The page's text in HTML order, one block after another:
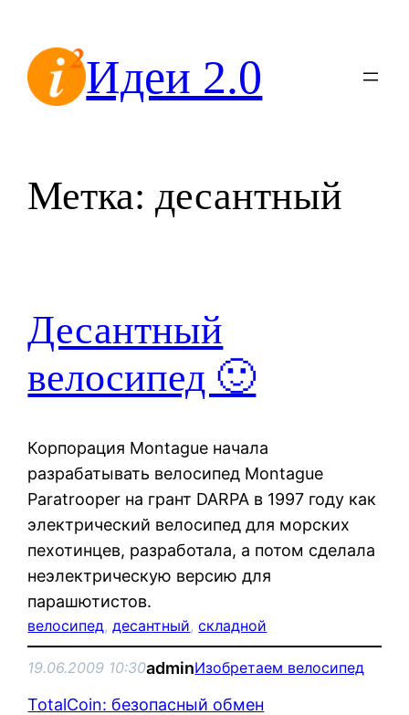
содержимомуИдеи 2.0
Метка:десантный
Десантный
велосипед 🙂
Корпорация Montague начала
разрабатывать велосипед Montague
Paratrooper на грант DARPA в 1997 году как
электрический велосипед для морских
пехотинцев, разработала, а потом сделала
неэлектрическую версию для
парашютистов.
велосипед, десантный, складной
19.06.2009 10:30adminИзобретаем велосипед
TotalCoin: безопасный обмен